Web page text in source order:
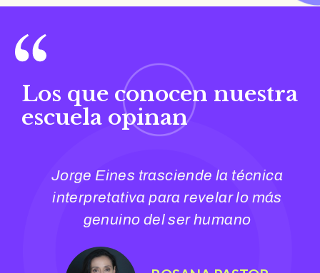
Los que conocen nuestra
escuela opinan
Jorge Eines trasciende la técnica
interpretativa para revelar lo más
genuino del ser humano